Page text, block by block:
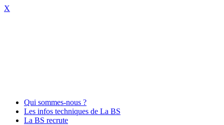
X
Qui sommes-nous ?
Les infos techniques de La BS
La BS recrute